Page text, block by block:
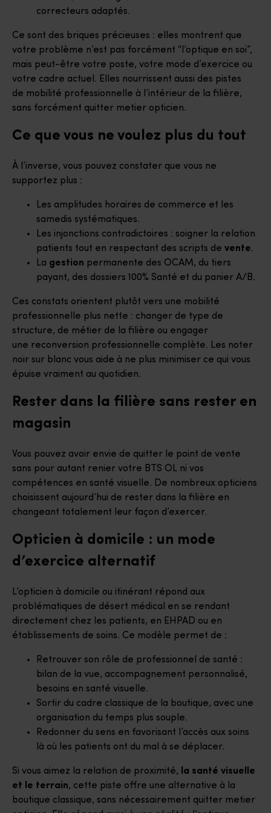
correcteurs adaptés.
Ce sont des briques précieuses : elles montrent que
votre problème n’est pas forcément “l’optique en soi”,
mais peut-être votre poste, votre mode d’exercice ou
votre cadre actuel. Elles nourrissent aussi des pistes
de mobilité professionnelle à l’intérieur de la filière,
sans forcément quitter metier opticien.
Ce que vous ne voulez plus du tout
À l’inverse, vous pouvez constater que vous ne
supportez plus :
Les amplitudes horaires de commerce et les
samedis systématiques.
Les injonctions contradictoires : soigner la relation
patients tout en respectant des scripts de vente.
La gestion permanente des OCAM, du tiers
payant, des dossiers 100% Santé et du panier A/B.
Ces constats orientent plutôt vers une mobilité
professionnelle plus nette : changer de type de
structure, de métier de la filière ou engager
une reconversion professionnelle complète. Les noter
noir sur blanc vous aide à ne plus minimiser ce qui vous
épuise vraiment au quotidien.
Rester dans la filière sans rester en
magasin
Vous pouvez avoir envie de quitter le point de vente
sans pour autant renier votre BTS OL ni vos
compétences en santé visuelle. De nombreux opticiens
choisissent aujourd’hui de rester dans la filière en
changeant totalement leur façon d’exercer.
Opticien à domicile : un mode
d’exercice alternatif
L’opticien à domicile ou itinérant répond aux
problématiques de désert médical en se rendant
directement chez les patients, en EHPAD ou en
établissements de soins. Ce modèle permet de :
Retrouver son rôle de professionnel de santé :
bilan de la vue, accompagnement personnalisé,
besoins en santé visuelle.
Sortir du cadre classique de la boutique, avec une
organisation du temps plus souple.
Redonner du sens en favorisant l’accès aux soins
là où les patients ont du mal à se déplacer.
Si vous aimez la relation de proximité,
la santé visuelle
et le terrain, cette piste offre une alternative à la
boutique classique, sans nécessairement quitter metier